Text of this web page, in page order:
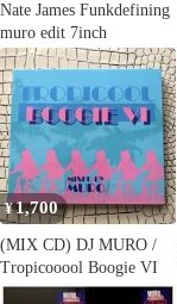
Nate James Funkdefining
muro edit 7inch
¥1,700
(MIX CD) DJ MURO /
Tropicooool Boogie VI